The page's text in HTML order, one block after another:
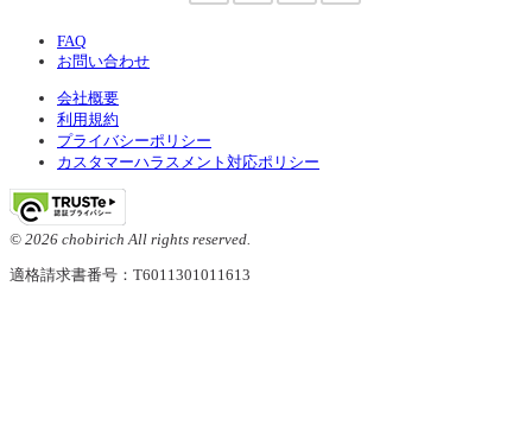
FAQ
お問い合わせ
会社概要
利用規約
プライバシーポリシー
カスタマーハラスメント対応ポリシー
© 2026 chobirich All rights reserved.
適格請求書番号：T6011301011613